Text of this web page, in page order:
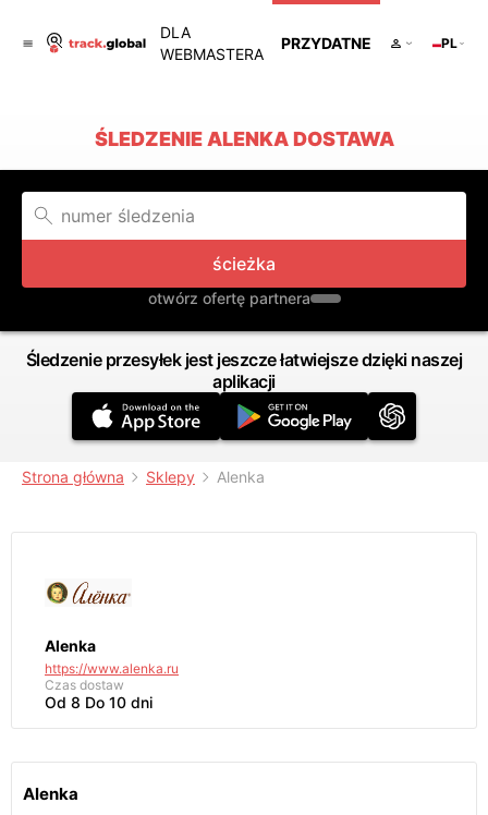
DLA
WEBMASTERA
PRZYDATNE PL
ŚLEDZENIE ALENKA DOSTAWA
ścieżka
otwórz ofertę partnera
Śledzenie przesyłek jest jeszcze łatwiejsze dzięki naszej
aplikacji
Strona główna Sklepy Alenka
Alenka
https://www.alenka.ru
Czas dostaw
Od 8 Do 10 dni
Alenka